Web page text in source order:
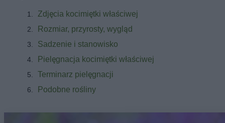
Zdjęcia kocimiętki właściwej
Rozmiar, przyrosty, wygląd
Sadzenie i stanowisko
Pielęgnacja kocimiętki właściwej
Terminarz pielęgnacji
Podobne rośliny